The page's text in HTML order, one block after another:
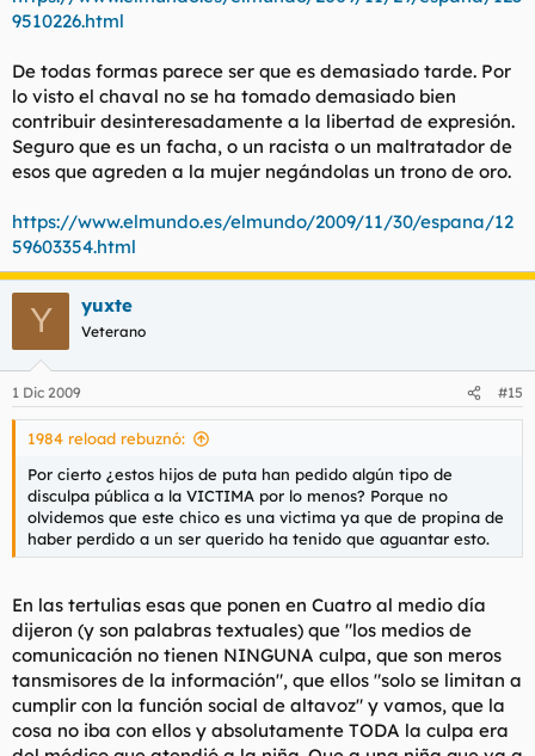
9510226.html
De todas formas parece ser que es demasiado tarde. Por
lo visto el chaval no se ha tomado demasiado bien
contribuir desinteresadamente a la libertad de expresión.
Seguro que es un facha, o un racista o un maltratador de
esos que agreden a la mujer negándolas un trono de oro.
https://www.elmundo.es/elmundo/2009/11/30/espana/12
59603354.html
Y yuxte
Veterano
1 Dic 2009 #15
1984 reload rebuznó:
Por cierto ¿estos hijos de puta han pedido algún tipo de
disculpa pública a la VICTIMA por lo menos? Porque no
olvidemos que este chico es una victima ya que de propina de
haber perdido a un ser querido ha tenido que aguantar esto.
En las tertulias esas que ponen en Cuatro al medio día
dijeron (y son palabras textuales) que "los medios de
comunicación no tienen NINGUNA culpa, que son meros
tansmisores de la información", que ellos "solo se limitan a
cumplir con la función social de altavoz" y vamos, que la
cosa no iba con ellos y absolutamente TODA la culpa era